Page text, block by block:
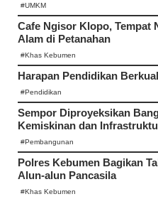
#UMKM
Cafe Ngisor Klopo, Tempat
Alam di Petanahan
#Khas Kebumen
Harapan Pendidikan
#Pendidikan
Sempor Diproyeksikan
Kemiskinan dan
#Pembangunan
Polres Kebumen Bagikan
Alun-alun Pancasila
#Khas Kebumen